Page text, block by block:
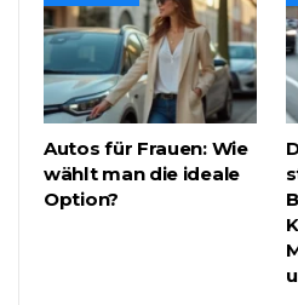
Autos für Frauen: Wie
wählt man die ideale
Option?